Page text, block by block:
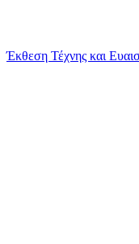
Έκθεση Τέχνης και